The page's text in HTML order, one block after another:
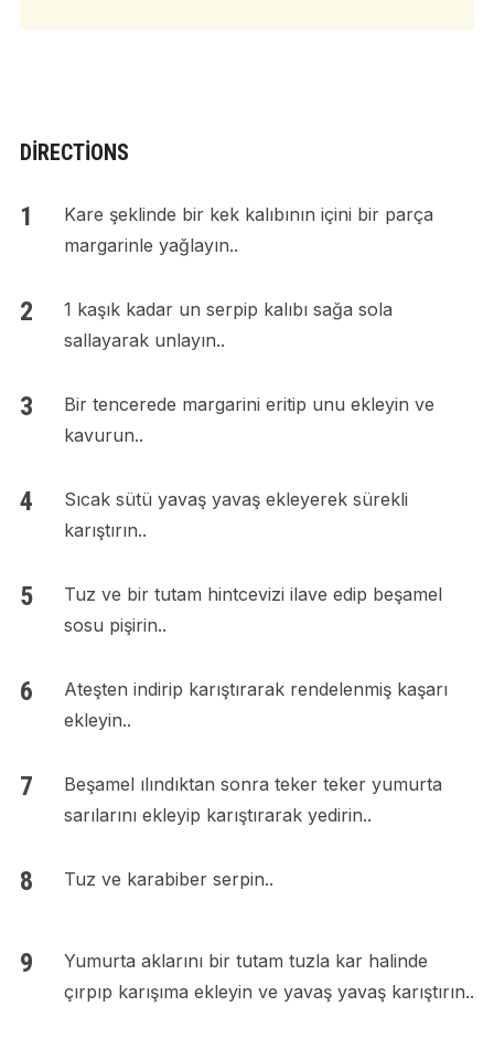
DIRECTIONS
Kare şeklinde bir kek kalıbının içini bir parça
margarinle yağlayın..
1 kaşık kadar un serpip kalıbı sağa sola
sallayarak unlayın..
Bir tencerede margarini eritip unu ekleyin ve
kavurun..
Sıcak sütü yavaş yavaş ekleyerek sürekli
karıştırın..
Tuz ve bir tutam hintcevizi ilave edip beşamel
sosu pişirin..
Ateşten indirip karıştırarak rendelenmiş kaşarı
ekleyin..
Beşamel ılındıktan sonra teker teker yumurta
sarılarını ekleyip karıştırarak yedirin..
Tuz ve karabiber serpin..
Yumurta aklarını bir tutam tuzla kar halinde
çırpıp karışıma ekleyin ve yavaş yavaş karıştırın..